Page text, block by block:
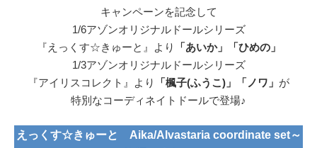
キャンペーンを記念して
1/6アゾンオリジナルドールシリーズ
『えっくす☆きゅーと』より
「あいか」「ひめの」
1/3アゾンオリジナルドールシリーズ
『アイリスコレクト』より
「楓子(ふうこ)」「ノワ」 が
特別なコーディネイトドールで登場♪
えっくす☆きゅーと Aika/Alvastaria coordinate set～